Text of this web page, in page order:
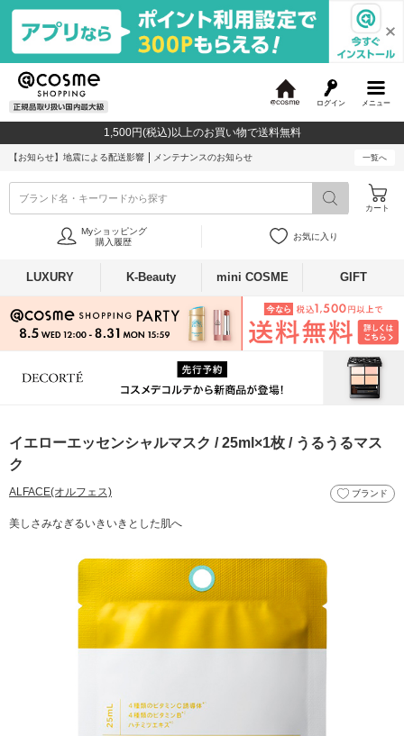
メニュー
ログイン
c
o
1,500円(税込)以上のお買い物で送料無料
【お知らせ】 地震による配送影響 メンテナンスのお知らせ 一覧へ
ブランド名・キーワードから探す
カート
Myショッピング
購入履歴
お気に入り
LUXURY K-Beauty mini COSME GIFT
イエローエッセンシャルマスク / 25ml×1枚 / うるうるマス
ク
ALFACE(オルフェス) ブランド
美しさみなぎるいきいきとした肌へ